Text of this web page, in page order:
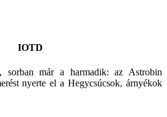
IOTD
sorban már a harmadik: az Astrobin
nyerte el a Hegycsúcsok, árnyékok